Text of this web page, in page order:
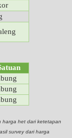
harga het dari ketetapan
survey dari harga